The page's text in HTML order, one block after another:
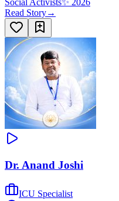
Social Activists✨ 2026
Read Story→
Dr. Anand Joshi
ICU Specialist